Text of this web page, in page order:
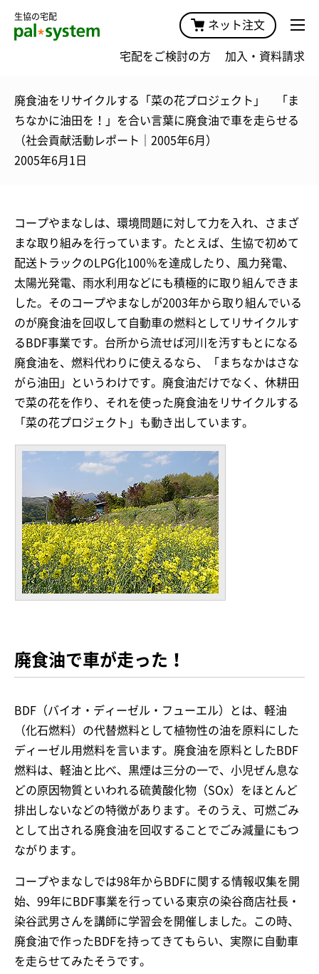
生協の宅配
ネット注文
宅配をご検討の方 加入・資料請求
廃食油をリサイクルする「菜の花プロジェクト」 「ま
ちなかに油田を！」を合い言葉に廃食油で車を走らせる
（社会貢献活動レポート｜2005年6月）
2005年6月1日
コープやまなしは、環境問題に対して力を入れ、さまざ
まな取り組みを行っています。たとえば、生協で初めて
配送トラックのLPG化100％を達成したり、風力発電、
太陽光発電、雨水利用などにも積極的に取り組んできま
した。そのコープやまなしが2003年から取り組んでいる
のが廃食油を回収して自動車の燃料としてリサイクルす
るBDF事業です。台所から流せば河川を汚すもとになる
廃食油を、燃料代わりに使えるなら、「まちなかはさな
がら油田」というわけです。廃食油だけでなく、休耕田
で菜の花を作り、それを使った廃食油をリサイクルする
「菜の花プロジェクト」も動き出しています。
廃食油で車が走った！
BDF（バイオ・ディーゼル・フューエル）とは、軽油
（化石燃料）の代替燃料として植物性の油を原料にした
ディーゼル用燃料を言います。廃食油を原料としたBDF
燃料は、軽油と比べ、黒煙は三分の一で、小児ぜん息な
どの原因物質といわれる硫黄酸化物（SOx）をほとんど
排出しないなどの特徴があります。そのうえ、可燃ごみ
として出される廃食油を回収することでごみ減量にもつ
ながります。
コープやまなしでは98年からBDFに関する情報収集を開
始、99年にBDF事業を行っている東京の染谷商店社長・
染谷武男さんを講師に学習会を開催しました。この時、
廃食油で作ったBDFを持ってきてもらい、実際に自動車
を走らせてみたそうです。